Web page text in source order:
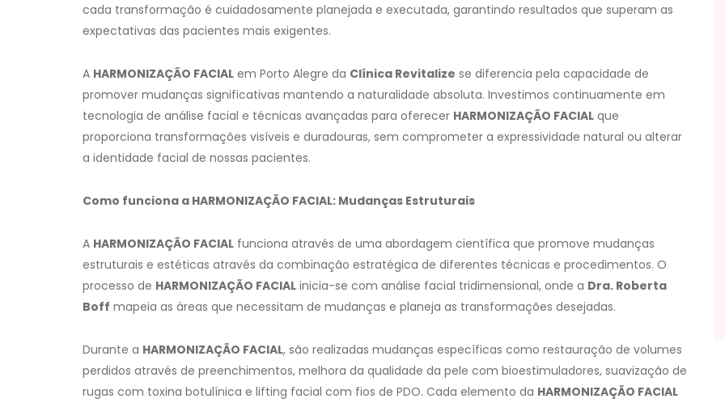
cada transformação é cuidadosamente planejada e executada, garantindo resultados que superam as
expectativas das pacientes mais exigentes.
A HARMONIZAÇÃO FACIAL em Porto Alegre da Clínica Revitalize se diferencia pela capacidade de
promover mudanças significativas mantendo a naturalidade absoluta. Investimos continuamente em
tecnologia de análise facial e técnicas avançadas para oferecer HARMONIZAÇÃO FACIAL que
proporciona transformações visíveis e duradouras, sem comprometer a expressividade natural ou alterar
a identidade facial de nossas pacientes.
Como funciona a HARMONIZAÇÃO FACIAL: Mudanças Estruturais
A HARMONIZAÇÃO FACIAL funciona através de uma abordagem científica que promove mudanças
estruturais e estéticas através da combinação estratégica de diferentes técnicas e procedimentos. O
processo de HARMONIZAÇÃO FACIAL inicia-se com análise facial tridimensional, onde a Dra. Roberta
Boff mapeia as áreas que necessitam de mudanças e planeja as transformações desejadas.
Durante a HARMONIZAÇÃO FACIAL, são realizadas mudanças específicas como restauração de volumes
perdidos através de preenchimentos, melhora da qualidade da pele com bioestimuladores, suavização de
rugas com toxina botulínica e lifting facial com fios de PDO. Cada elemento da HARMONIZAÇÃO FACIAL